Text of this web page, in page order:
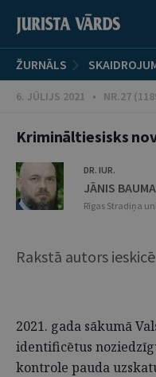
ŽURNĀLS
6. JŪLIJS 2021 • NR.27
Krimināltiesisks
DR. IUR.
JĀNIS
Rīgas Stradiņa
Rakstā autors
2021. gada sākumā
identificētus
kontrole pauda